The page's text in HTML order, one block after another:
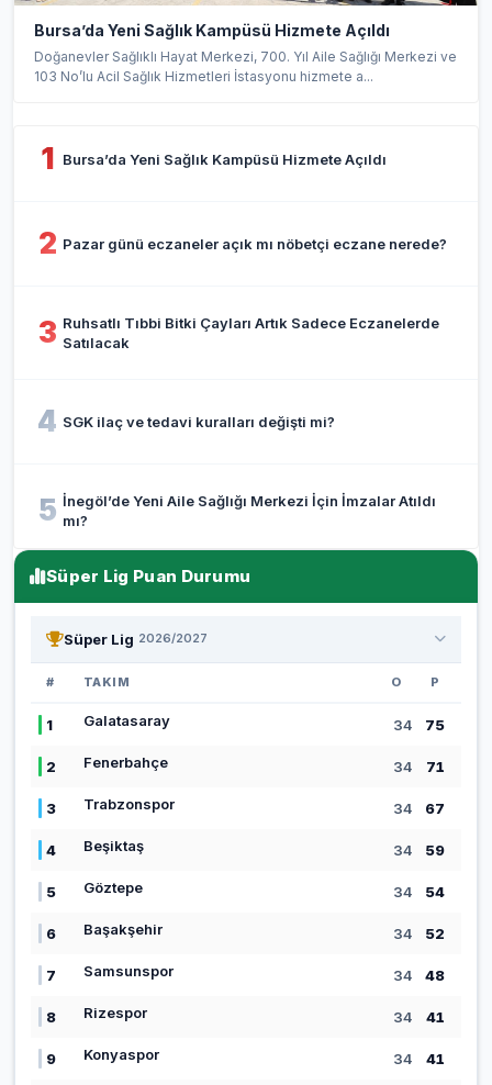
Bursa’da Yeni Sağlık Kampüsü Hizmete Açıldı
Doğanevler Sağlıklı Hayat Merkezi, 700. Yıl Aile Sağlığı Merkezi ve
103 No’lu Acil Sağlık Hizmetleri İstasyonu hizmete a...
1 Bursa’da Yeni Sağlık Kampüsü Hizmete Açıldı
2 Pazar günü eczaneler açık mı nöbetçi eczane nerede?
3 Ruhsatlı Tıbbi Bitki Çayları Artık Sadece Eczanelerde
Satılacak
4 SGK ilaç ve tedavi kuralları değişti mi?
5 İnegöl’de Yeni Aile Sağlığı Merkezi İçin İmzalar Atıldı
mı?
Süper Lig Puan Durumu
Süper Lig 2026/2027
# TAKIM O P
1 Galatasaray 34 75
2 Fenerbahçe 34 71
3 Trabzonspor 34 67
4 Beşiktaş 34 59
5 Göztepe 34 54
6 Başakşehir 34 52
7 Samsunspor 34 48
8 Rizespor 34 41
9 Konyaspor 34 41